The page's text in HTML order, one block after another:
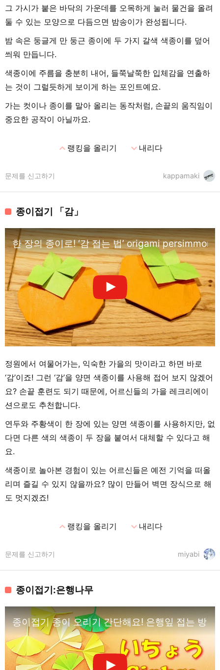
그 가시가 붙은 바닥의 가운데를 오목하게 눌러 물건을 올려
둘 수 있는 모양으로 다듬으면 밤송이가 완성됩니다.
밤 속은 둥글게 만 둥근 종이에 두 가지 갈색 색종이를 덮어
씌워 만듭니다.
색종이에 주름을 충분히 내어, 들쭉날쭉한 입체감을 연출하
는 것이 그럴듯하게 보이게 하는 포인트예요.
가는 컷이나 종이를 말아 올리는 동작처럼, 손끝의 움직임이
중요한 공작이 아닐까요.
expand_less랭킹을 올리기 expand_more내리다
kappamaki
문제를 신고하기
종이접기 「감」
한 장의 종이로! ‘감 접는 법’ origami persimmon
정원에서 여물어가는, 익숙한 가을의 맛이라고 하면 바로
‘감’이죠! 그런 ‘감’을 양면 색종이를 사용해 접어 보지 않겠어
요? 손끝 훈련도 되기 때문에, 어르신들의 가을 레크리에이
션으로도 추천합니다.
연두와 주황색이 한 장에 있는 양면 색종이를 사용하지만, 없
다면 다른 색의 색종이 두 장을 붙여서 대체할 수 있다고 해
요.
색종이로 놀아본 경험이 있는 어르신들은 예전 기억을 떠올
리며 즐길 수 있지 않을까요? 많이 만들어 벽면 장식으로 해
도 멋지겠죠!
expand_less랭킹을 올리기 expand_more내리다
miyabi
문제를 신고하기
종이접기:은행나무
종이접기 종이 오리기 간단해요! 은행잎 접는 방